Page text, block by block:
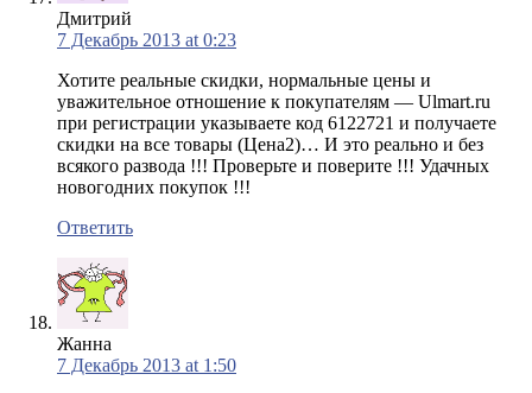
Дмитрий
7 Декабрь 2013 at 0:23
Хотите реальные скидки, нормальные цены и
уважительное отношение к покупателям — Ulmart.ru
при регистрации указываете код 6122721 и получаете
скидки на все товары (Цена2)… И это реально и без
всякого развода !!! Проверьте и поверите !!! Удачных
новогодних покупок !!!
Ответить
Жанна
7 Декабрь 2013 at 1:50